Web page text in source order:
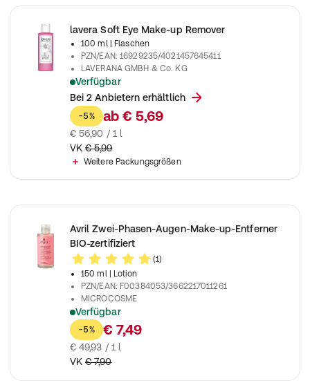
lavera Soft Eye Make-up Remover
100 ml
| Flaschen
PZN/EAN:16929235/4021457645411
LAVERANA GMBH & Co. KG
Verfügbar
Der lavera Soft Eye Make-up Remover mit besonders
Bei 2 Anbietern erhältlich
-5% ab € 5,69
€ 56,90 / 1 l
VK € 5,99
Weitere Packungsgrößen
Avril Zwei-Phasen-Augen-Make-up-Entferner
BIO-zertifiziert
(1)
150 ml
| Lotion
PZN/EAN: F00384053/3662217011261
MICROCOSME
Verfügbar
Wirksam bei wasserfestem Make-up
-5% € 7,49
€ 49,93 / 1 l
VK € 7,90